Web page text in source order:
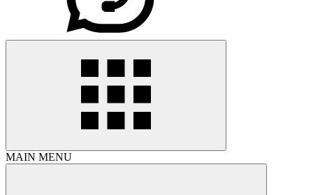
MAIN MENU